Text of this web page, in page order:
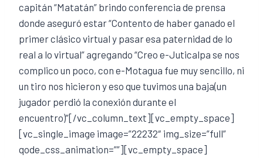
capitán “Matatán” brindo conferencia de prensa
donde aseguró estar “Contento de haber ganado el
primer clásico virtual y pasar esa paternidad de lo
real a lo virtual” agregando “Creo e-Juticalpa se nos
complico un poco, con e-Motagua fue muy sencillo, ni
un tiro nos hicieron y eso que tuvimos una baja(un
jugador perdió la conexión durante el
encuentro)”[/vc_column_text][vc_empty_space]
[vc_single_image image=”22232″ img_size=”full”
qode_css_animation=””][vc_empty_space]